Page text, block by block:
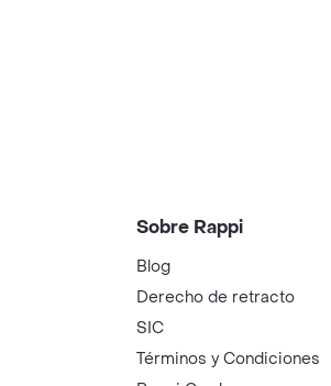
Sobre Rappi
Blog
Derecho de retracto
SIC
Términos y Condiciones